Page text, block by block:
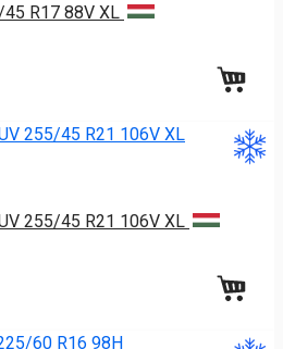
R17 88V XL
255/45 R21 106V XL